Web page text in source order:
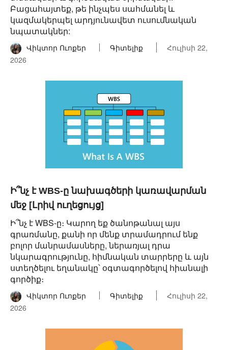
Բացահայտեք, թե ինչպես սահմանել և
կազմակերպել արդյունավետ ուսումնական
նպատակներ:
Վիկտոր Ուոքեր Գիտելիք
Հուլիսի 22,
2026
Ի՞նչ է WBS-ը նախագծերի կառավարման
մեջ [Լրիվ ուղեցույց]
Ի՞նչ է WBS-ը։ Կարող եք ծանոթանալ այս
գրառմանը, քանի որ մենք տրամադրում ենք
բոլոր մանրամասները, ներառյալ դրա
նկարագրությունը, հիմնական տարրերը և այն
ստեղծելու եղանակը՝ օգտագործելով հիանալի
գործիք։
Վիկտոր Ուոքեր Գիտելիք
Հուլիսի 22,
2026